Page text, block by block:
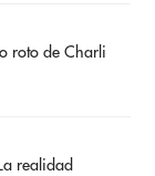
roto de Charli
realidad